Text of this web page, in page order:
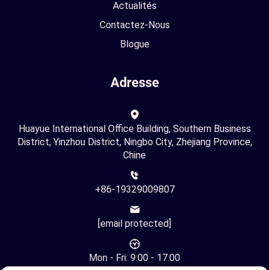
Actualités
Contactez-Nous
Blogue
Adresse
Huayue International Office Building, Southern Business
District, Yinzhou District, Ningbo City, Zhejiang Province,
Chine
+86-19329009807
[email protected]
Mon - Fri: 9:00 - 17:00